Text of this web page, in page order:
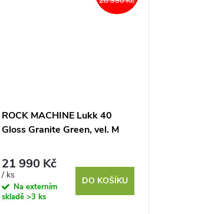
ROCK MACHINE Lukk 40
Gloss Granite Green, vel. M
21 990 Kč
/ ks
Na externím
skladě >3 ks
DO KOŠÍKU